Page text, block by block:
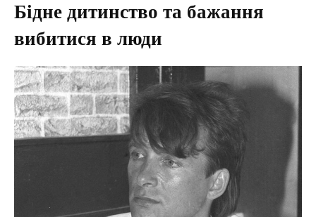
Бідне дитинство та бажання
вибитися в люди